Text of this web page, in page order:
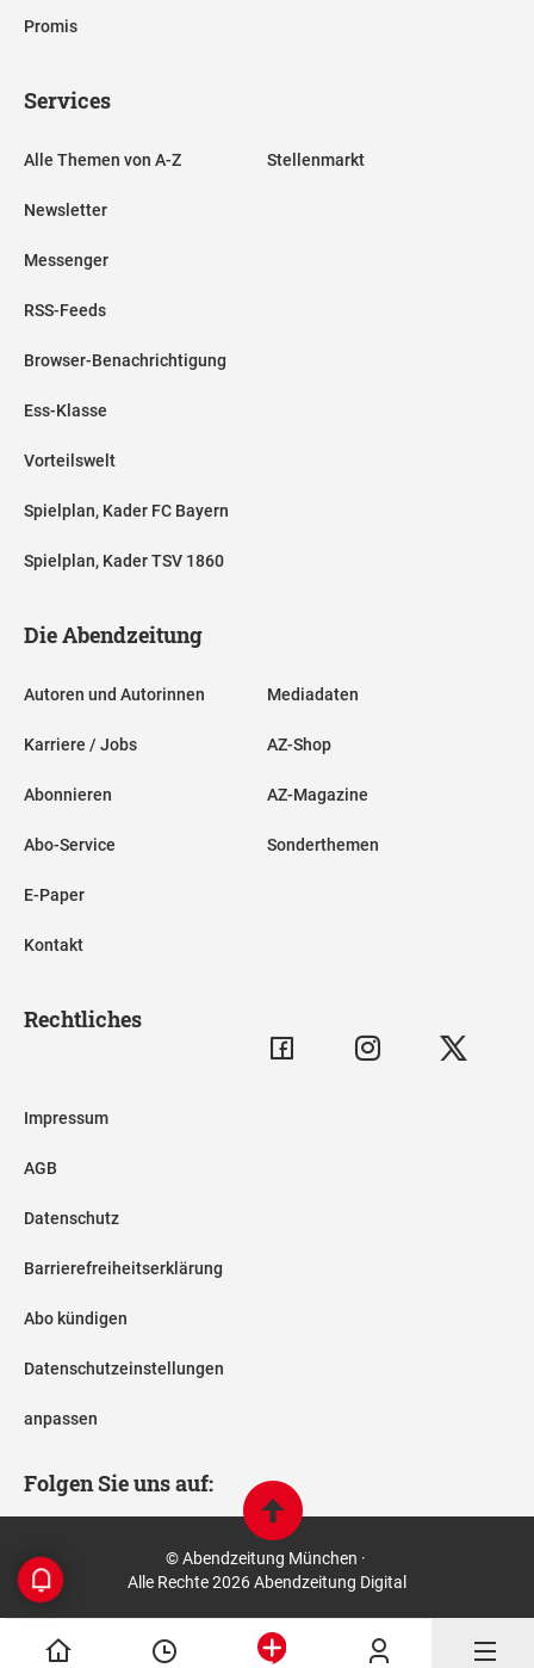
Promis
Services
Alle Themen von A-Z
Newsletter
Messenger
RSS-Feeds
Browser-Benachrichtigung
Ess-Klasse
Vorteilswelt
Spielplan, Kader FC Bayern
Spielplan, Kader TSV 1860
Stellenmarkt
Die Abendzeitung
Autoren und Autorinnen
Karriere / Jobs
Abonnieren
Abo-Service
E-Paper
Kontakt
Mediadaten
AZ-Shop
AZ-Magazine
Sonderthemen
Rechtliches
Impressum
AGB
Datenschutz
Barrierefreiheitserklärung
Abo kündigen
Datenschutzeinstellungen
anpassen
Folgen Sie uns auf:
© Abendzeitung München ·
Alle Rechte 2026 Abendzeitung Digital